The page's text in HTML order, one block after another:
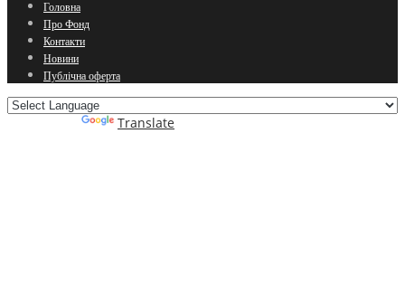
Головна
Про Фонд
Контакти
Новини
Публічна оферта
Translate